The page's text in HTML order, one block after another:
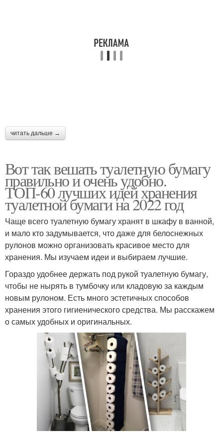
читать дальше →
Вот так вешать туалетную бумагу
правильно и очень удобно.
ТОП-60 лучших идей хранения
туалетной бумаги на 2022 год
Чаще всего туалетную бумагу хранят в шкафу в ванной,
и мало кто задумывается, что даже для белоснежных
рулонов можно организовать красивое место для
хранения. Мы изучаем идеи и выбираем лучшие.
Гораздо удобнее держать под рукой туалетную бумагу,
чтобы не нырять в тумбочку или кладовую за каждым
новым рулоном. Есть много эстетичных способов
хранения этого гигиенического средства. Мы расскажем
о самых удобных и оригинальных.